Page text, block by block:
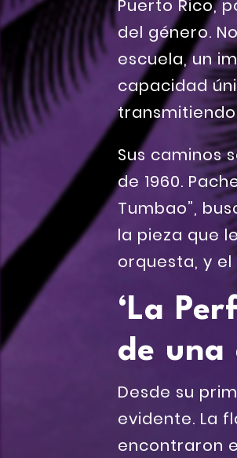
Puerto Rico,
del género.
escuela, un
capacidad
Sus caminos
de 1960.
Tumbao”,
la pieza que
orquesta, y
‘La
de una
Desde su
evidente. La
encontraron